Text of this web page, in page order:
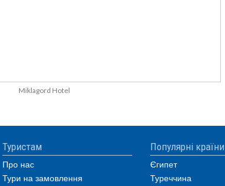
Miklagord Hotel
Туристам
Про нас
Тури на замовлення
Популярні країни
Єгипет
Туреччина